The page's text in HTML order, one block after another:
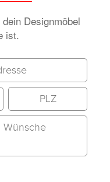
Designmöbel
ist.